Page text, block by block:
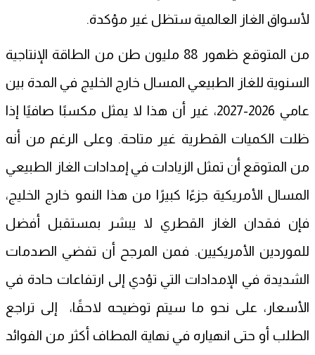
لأسواق الغاز العالمية ستظل غير مؤكدة.
من المتوقع ظهور 88 مليون طن من الطاقة الإنتاجية
السنوية للغاز الطبيعي المسال خارج الخليج في المدة بين
عامي 2026-2027، غير أن هذا لا يمثل مكسبًا صافيًا إذا
ظلت الكميات القطرية غير متاحة. وعلى الرغم من أنه
من المتوقع أن تمثل الزيادات في إمدادات الغاز الطبيعي
المسال الأمريكية جزءًا كبيرًا من هذا النمو خارج الخليج،
فإن فقدان الغاز القطري لا يبشر بمستقبل أفضل
للموردين الأمريكيين. فمن المرجح أن تفضي الصدمات
الشديدة في الإمدادات التي تؤدي إلى ارتفاعات حادة في
الأسعار، على نحو ما سيتم توضيحه لاحقًا، إلى تراجع
الطلب أو حتى انهياره في نهاية المطاف أكثر من الفوائد